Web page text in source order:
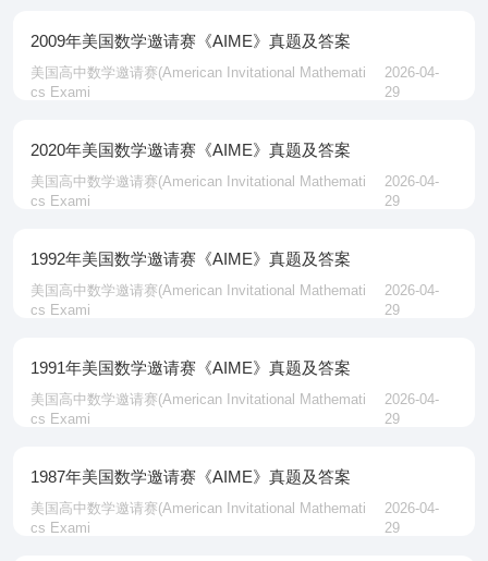
2009年美国数学邀请赛《AIME》真题及答案
美国高中数学邀请赛‌(American Invitational Mathemati
cs Exami
2026-04-
29
2020年美国数学邀请赛《AIME》真题及答案
美国高中数学邀请赛‌(American Invitational Mathemati
cs Exami
2026-04-
29
1992年美国数学邀请赛《AIME》真题及答案
美国高中数学邀请赛‌(American Invitational Mathemati
cs Exami
2026-04-
29
1991年美国数学邀请赛《AIME》真题及答案
美国高中数学邀请赛‌(American Invitational Mathemati
cs Exami
2026-04-
29
1987年美国数学邀请赛《AIME》真题及答案
美国高中数学邀请赛‌(American Invitational Mathemati
cs Exami
2026-04-
29